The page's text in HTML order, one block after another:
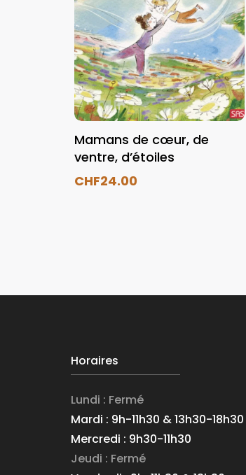
Mamans de cœur, de
ventre, d’étoiles
CHF24.00
Horaires
Lundi : Fermé
Mardi : 9h-11h30 & 13h30-18h30
Mercredi : 9h30-11h30
Jeudi : Fermé